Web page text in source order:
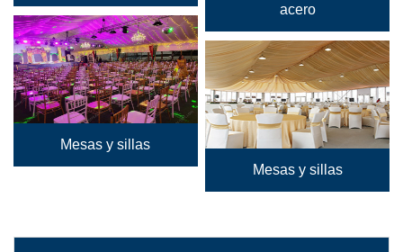
acero
Mesas y sillas
Mesas y sillas